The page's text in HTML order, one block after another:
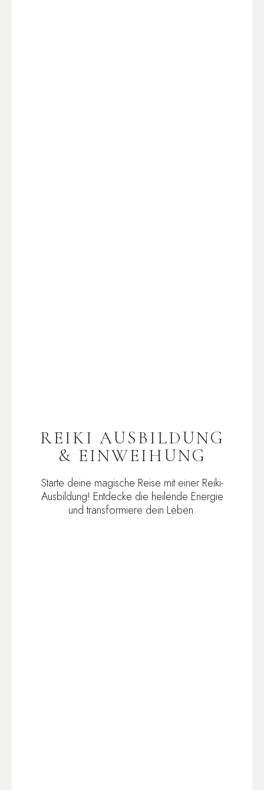
REIKI AUSBILDUNG
& EINWEIHUNG
Starte deine magische Reise mit einer Reiki-
Ausbildung! Entdecke die heilende Energie
und transformiere dein Leben.